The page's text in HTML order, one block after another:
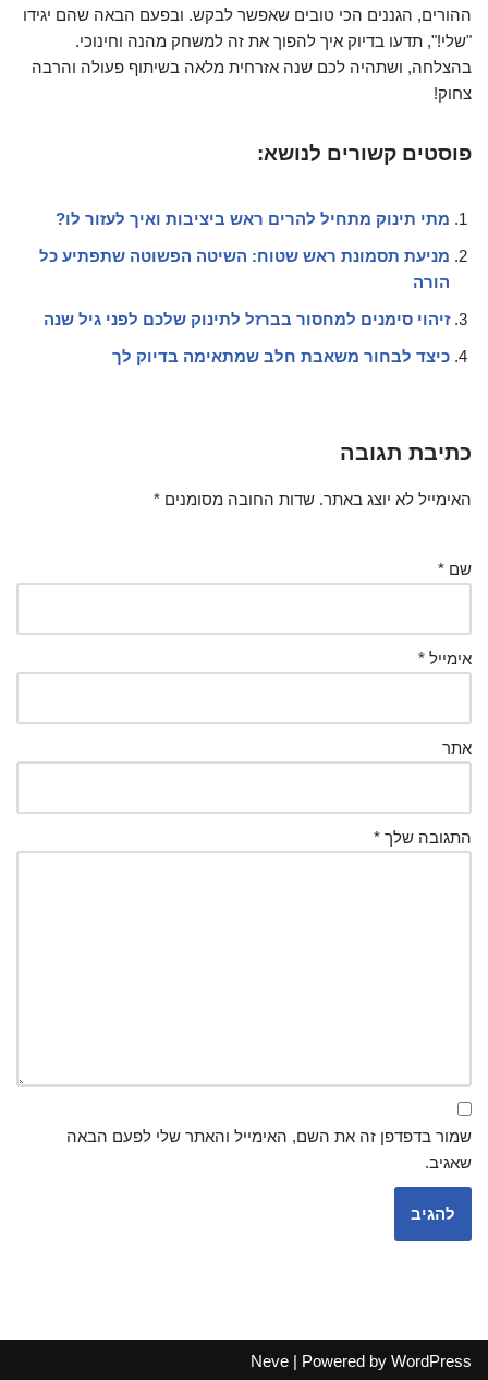
ההורים, הגננים הכי טובים שאפשר לבקש. ובפעם הבאה שהם יגידו
"שלי!", תדעו בדיוק איך להפוך את זה למשחק מהנה וחינוכי.
בהצלחה, ושתהיה לכם שנה אזרחית מלאה בשיתוף פעולה והרבה
צחוק!
פוסטים קשורים לנושא:
מתי תינוק מתחיל להרים ראש ביציבות ואיך לעזור לו?
מניעת תסמונת ראש שטוח: השיטה הפשוטה שתפתיע כל
הורה
זיהוי סימנים למחסור בברזל לתינוק שלכם לפני גיל שנה
כיצד לבחור משאבת חלב שמתאימה בדיוק לך
כתיבת תגובה
האימייל לא יוצג באתר. שדות החובה מסומנים *
שם *
אימייל *
אתר
התגובה שלך *
שמור בדפדפן זה את השם, האימייל והאתר שלי לפעם הבאה
שאגיב.
Neve | Powered by WordPress